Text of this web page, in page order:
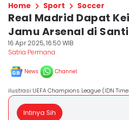
Home Sport Soccer
Real Madrid Dapat
Jamu Arsenal di
16 Apr 2025, 16:50 WIB
Satria Permana
News Channel
ilustrasi UEFA Champions League (IDN
Intinya Sih